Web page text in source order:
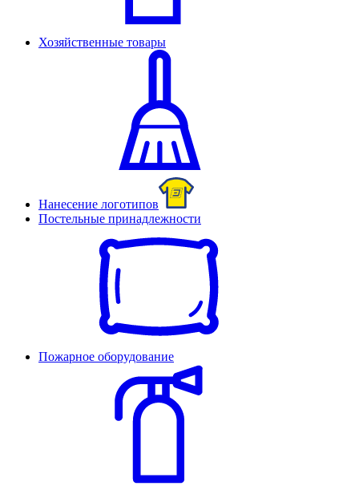
Хозяйственные товары
Нанесение логотипов
Постельные принадлежности
Пожарное оборудование